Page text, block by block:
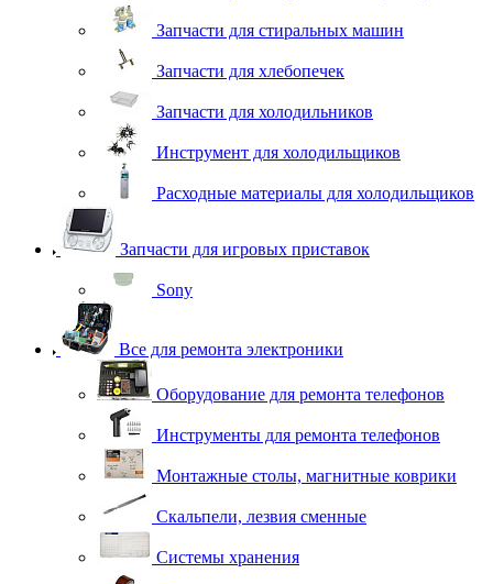
Запчасти для стиральных машин
Запчасти для хлебопечек
Запчасти для холодильников
Инструмент для холодильщиков
Расходные материалы для холодильщиков
Запчасти для игровых приставок
Sony
Все для ремонта электроники
Оборудование для ремонта телефонов
Инструменты для ремонта телефонов
Монтажные столы, магнитные коврики
Скальпели, лезвия сменные
Системы хранения